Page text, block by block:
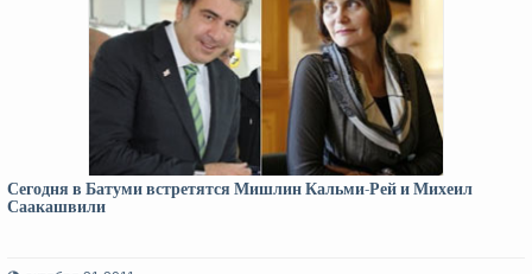
Сегодня в Батуми встретятся Мишлин Кальми-Рей и Михеил
Саакашвили